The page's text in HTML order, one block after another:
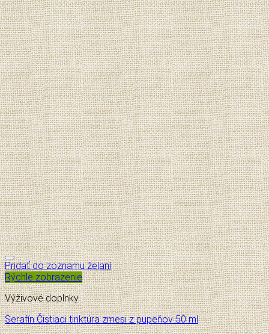
Pridať do zoznamu želaní
Rýchle zobrazenie
Výživové doplnky
Serafín Čistiaci tinktúra zmesi z pupeňov 50 ml